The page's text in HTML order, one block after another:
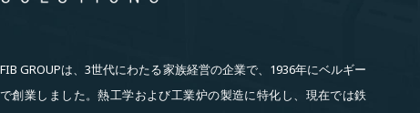
FIB GROUPは、3世代にわたる家族経営の企業で、1936年にベルギー
で創業しました。熱工学および工業炉の製造に特化し、現在では鉄